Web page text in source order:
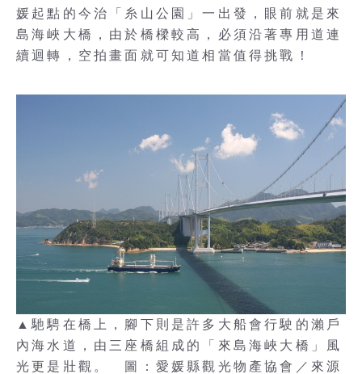
媛起點的今治「糸山公園」一出發，眼前就是來
島海峽大橋，由於橋樑較高，必須沿著專用道連
續迴轉，空拍畫面就可知道相當值得挑戰！
▲馳騁在橋上，腳下則是許多大船會行駛的瀨戶
內海水道，由三座橋組成的「來島海峽大橋」風
光更是壯觀。 圖：愛媛縣觀光物產協會／來源